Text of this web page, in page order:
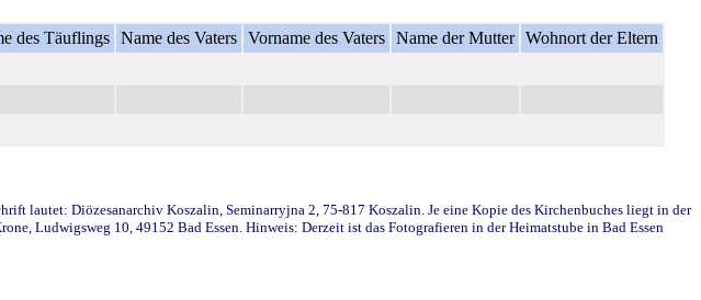
des Täuflings Name des Vaters Vorname des Vaters Name der Mutter Wohnort der Eltern
lautet: Diözesanarchiv Koszalin, Seminarryjna 2, 75-817 Koszalin. Je eine Kopie des Kirchenbuches liegt in der
Ludwigsweg 10, 49152 Bad Essen. Hinweis: Derzeit ist das Fotografieren in der Heimatstube in Bad Essen